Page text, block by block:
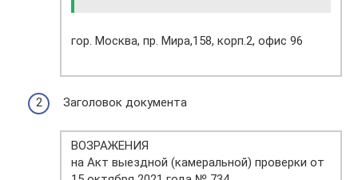
гор. Москва, пр. Мира,158, корп.2, офис 96
Заголовок документа
ВОЗРАЖЕНИЯ
на Акт выездной (камеральной) проверки от